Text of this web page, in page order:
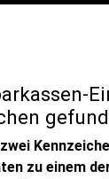
zu einem